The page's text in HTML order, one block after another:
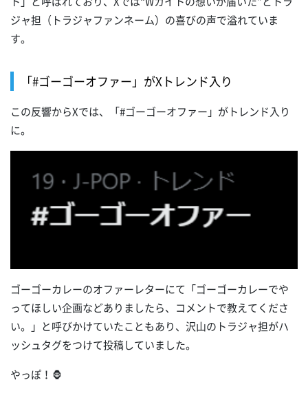
ジャ担（トラジャファンネーム）の喜びの声で溢れていま
す。
「#ゴーゴーオファー」がXトレンド入り
この反響からXでは、「#ゴーゴーオファー」がトレンド入り
に。
ゴーゴーカレーのオファーレターにて「ゴーゴーカレーでや
ってほしい企画などありましたら、コメントで教えてくださ
い。」と呼びかけていたこともあり、沢山のトラジャ担がハ
ッシュタグをつけて投稿していました。
やっぽ！🦍